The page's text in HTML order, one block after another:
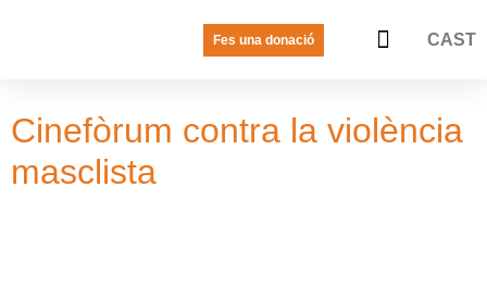
Fes una donació CAST
Cinefòrum contra la violència
masclista